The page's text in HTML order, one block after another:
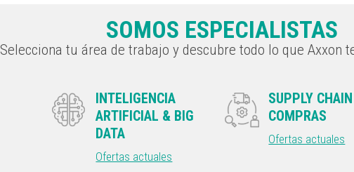
SOMOS ESPECIALISTAS
Selecciona tu área de trabajo y descubre todo lo que Axxon
INTELIGENCIA
ARTIFICIAL & BIG
DATA
Ofertas actuales
SUPPLY
COMPRAS
Ofertas actuales